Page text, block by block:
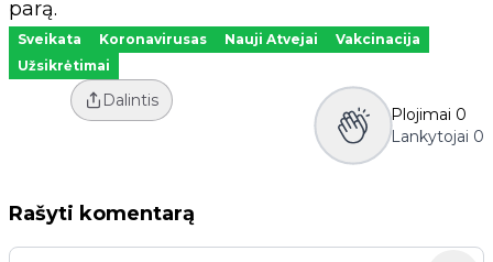
parą.
Sveikata Koronavirusas Nauji Atvejai
Vakcinacija
Užsikrėtimai
Dalintis
Plojimai 0
Lankytojai 0
Rašyti komentarą